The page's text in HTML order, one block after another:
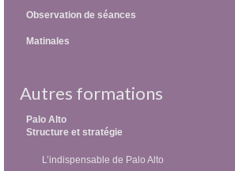
Observation de séances
Matinales
Autres formations
Palo Alto
Structure et stratégie
L’indispensable de Palo Alto